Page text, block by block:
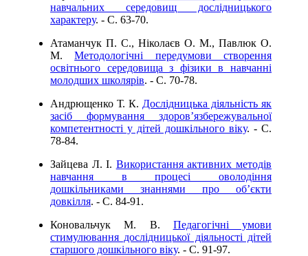
навчальних середовищ дослідницького
характеру. - C. 63-70.
Атаманчук П. С., Ніколаєв О. М., Павлюк О.
М.Методологічні передумови створення
освітнього середовища з фізики в навчанні
молодших школярів. - C. 70-78.
Андрющенко Т. К. Дослідницька діяльність як
засіб формування здоров’язбережувальної
компетентності у дітей дошкільного віку. - C.
78-84.
Зайцева Л. І. Використання активних методів
навчання в процесі оволодіння
дошкільниками знаннями про об’єкти
довкілля. - C. 84-91.
Коновальчук М. В. Педагогічні умови
стимулювання дослідницької діяльності дітей
старшого дошкільного віку. - C. 91-97.